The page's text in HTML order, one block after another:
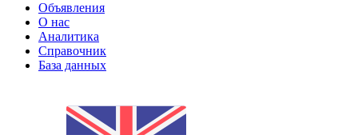
Объявления
О нас
Аналитика
Справочник
База данных